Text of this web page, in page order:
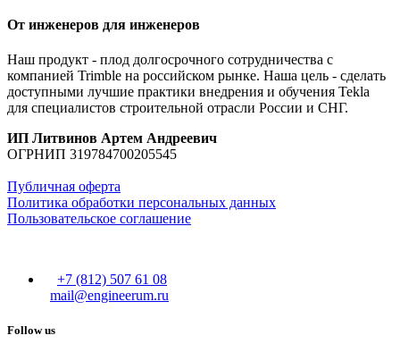
От инженеров для инженеров
Наш продукт - плод долгосрочного сотрудничества с
компанией Trimble на российском рынке. Наша цель - сделать
доступными лучшие практики внедрения и обучения Tekla
для специалистов строительной отрасли России и СНГ.
ИП Литвинов Артем Андреевич
ОГРНИП 319784700205545
Публичная оферта
Политика обработки персональных данных
Пользовательское соглашение
+7 (812) 507 61 08
mail@engineerum.ru
Follow us